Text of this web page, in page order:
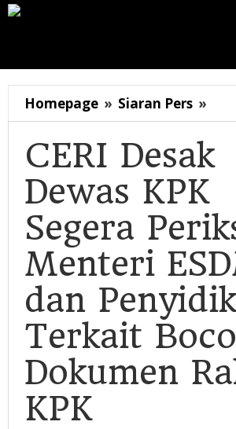
Lewati
Homepage » Siaran Pers »
KPK
dan
KPK
CERI Desak
Dewas KPK
Segera
Menteri
dan Penyidik
Terkait
Dokumen
KPK